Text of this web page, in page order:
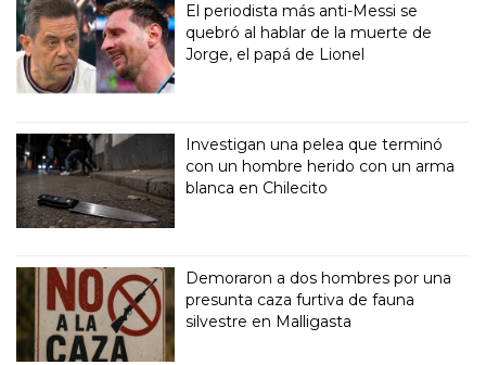
El periodista más anti-Messi se
quebró al hablar de la muerte de
Jorge, el papá de Lionel
Investigan una pelea que terminó
con un hombre herido con un arma
blanca en Chilecito
Demoraron a dos hombres por una
presunta caza furtiva de fauna
silvestre en Malligasta